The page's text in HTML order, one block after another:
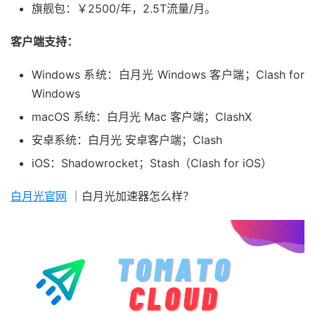
旗舰包：￥2500/年，2.5T流量/月。
客户端支持：
Windows 系统：白月光 Windows 客户端；Clash for
Windows
macOS 系统：白月光 Mac 客户端；ClashX
安卓系统：白月光 安卓客户端；Clash
iOS：Shadowrocket；Stash（Clash for iOS）
白月光官网 ｜白月光加速器怎么样？